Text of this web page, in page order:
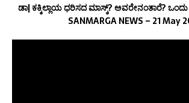
ಡಾ| ಕಕ್ಕಿಲ್ಲಾಯ ಧರಿಸದ ಮಾಸ್ಕ್? ಅವರೇನಂತಾರೆ?
SANMARGA NEWS – 21 May